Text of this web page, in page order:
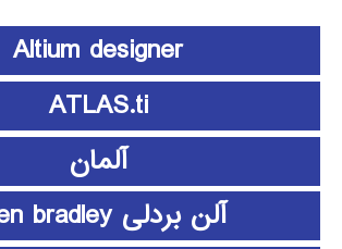
Altium designer
ATLAS.ti
آلمان
آلن بردلی Allen bradley